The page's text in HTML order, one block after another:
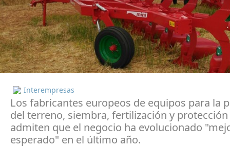
Interempresas
Los fabricantes europeos de equipos para la
del terreno, siembra, fertilización y
admiten que el negocio ha evolucionado
esperado" en el último año.